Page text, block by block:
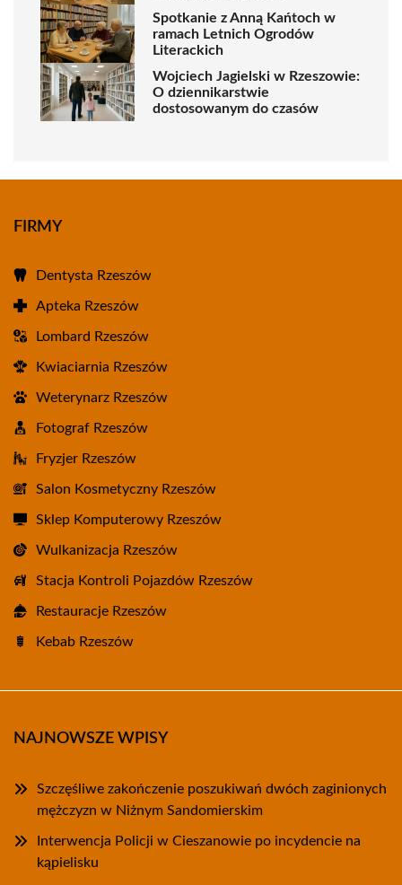
Spotkanie z Anną Kańtoch w
ramach Letnich Ogrodów
Literackich
Wojciech Jagielski w Rzeszowie:
O dziennikarstwie
dostosowanym do czasów
FIRMY
Dentysta Rzeszów
Apteka Rzeszów
Lombard Rzeszów
Kwiaciarnia Rzeszów
Weterynarz Rzeszów
Fotograf Rzeszów
Fryzjer Rzeszów
Salon Kosmetyczny Rzeszów
Sklep Komputerowy Rzeszów
Wulkanizacja Rzeszów
Stacja Kontroli Pojazdów Rzeszów
Restauracje Rzeszów
Kebab Rzeszów
NAJNOWSZE WPISY
Szczęśliwe zakończenie poszukiwań dwóch zaginionych
mężczyzn w Niżnym Sandomierskim
Interwencja Policji w Cieszanowie po incydencie na
kąpielisku